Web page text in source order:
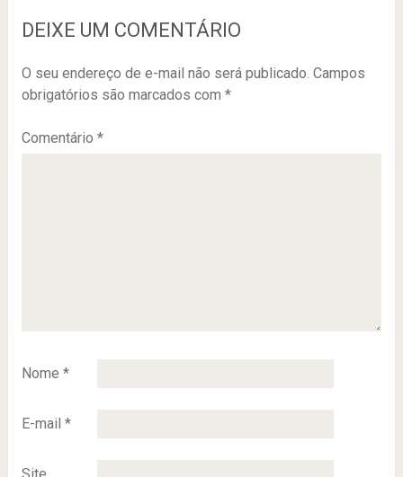
DEIXE UM COMENTÁRIO
O seu endereço de e-mail não será publicado. Campos
obrigatórios são marcados com *
Comentário *
Nome *
E-mail *